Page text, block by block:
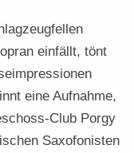
einfällt, tönt
eine Aufnahme,
Club Porgy
Saxofonisten